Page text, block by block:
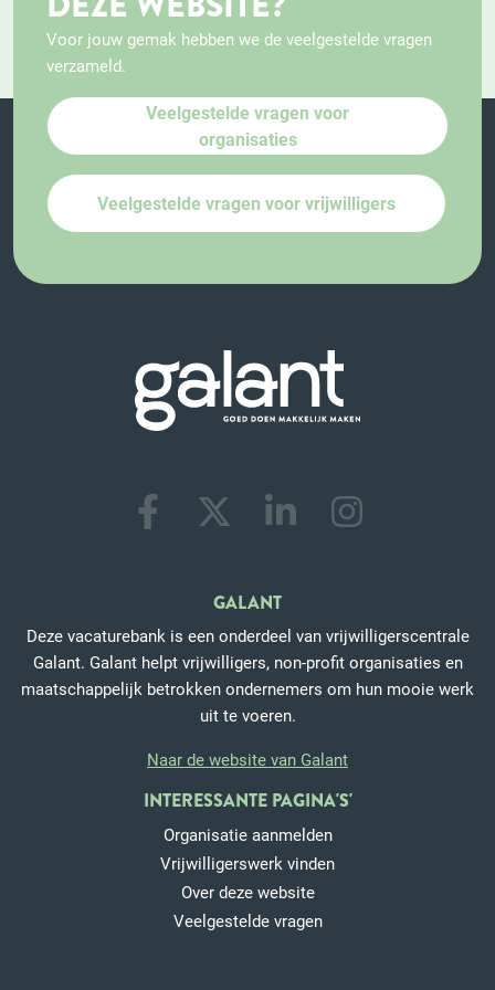
Voor jouw gemak hebben we de veelgestelde vragen
verzameld.
Veelgestelde vragen voor
organisaties
Veelgestelde vragen voor vrijwilligers
GALANT
Deze vacaturebank is een onderdeel van vrijwilligerscentrale
Galant. Galant helpt vrijwilligers, non-profit organisaties en
maatschappelijk betrokken ondernemers om hun mooie werk
uit te voeren.
Naar de website van Galant
INTERESSANTE PAGINA'S'
Organisatie aanmelden
Vrijwilligerswerk vinden
Over deze website
Veelgestelde vragen